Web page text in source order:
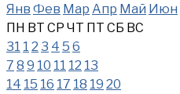
Янв Фев Мар Апр Май Июн
ПН ВТ СР ЧТ ПТ СБ ВС
31 1 2 3 4 5 6
7 8 9 10 11 12 13
14 15 16 17 18 19 20